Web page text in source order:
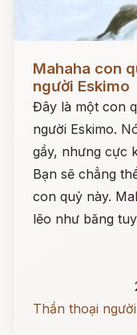
Mahaha con
người Eskimo
Đây là một con
người Eskimo.
gầy, nhưng cực
Bạn sẽ chẳng
con quỷ này.
lẽo như băng
Thần thoại